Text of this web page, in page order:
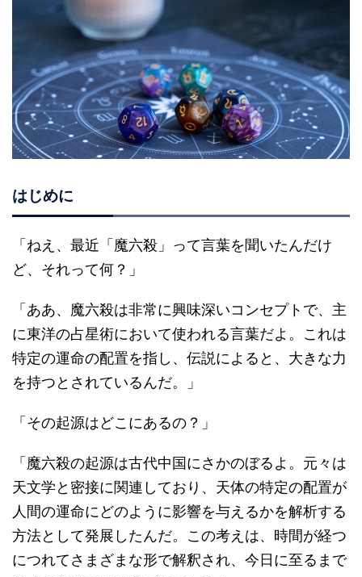
はじめに
「ねえ、最近「魔六殺」って言葉を聞いたんだけ
ど、それって何？」
「ああ、魔六殺は非常に興味深いコンセプトで、主
に東洋の占星術において使われる言葉だよ。これは
特定の運命の配置を指し、伝説によると、大きな力
を持つとされているんだ。」
「その起源はどこにあるの？」
「魔六殺の起源は古代中国にさかのぼるよ。元々は
天文学と密接に関連しており、天体の特定の配置が
人間の運命にどのように影響を与えるかを解析する
方法として発展したんだ。この考えは、時間が経つ
につれてさまざまな形で解釈され、今日に至るまで